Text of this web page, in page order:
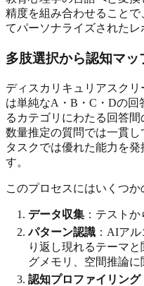
精度を組み合わせること
てパーソナライズされたレ
多肢選択から認知マッ
ディスカリキュリアスク
は単純なA・B・C・Dの回
るカテゴリにわたる回答間
数量推定の質問では一貫
タスクでは優れた能力を
す。
このプロセスにはいくつか
データ収集 ：テスト
パターン認識 ：AIア
り返し現れるテーマ
グメモリ、空間推論
認知プロファイリング